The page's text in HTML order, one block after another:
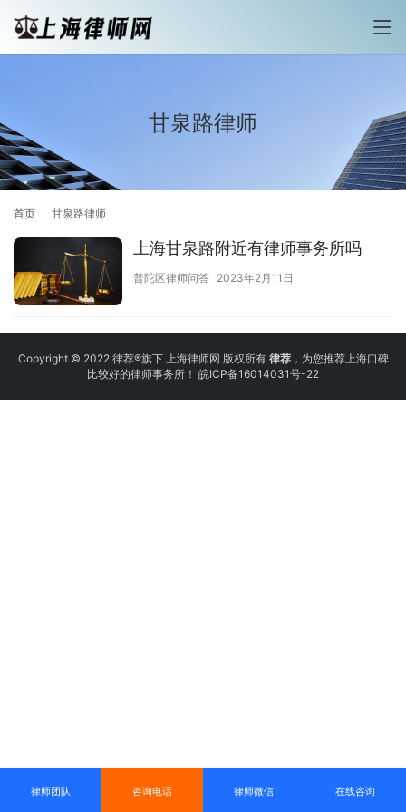
甘泉路律师
首页 甘泉路律师
上海甘泉路附近有律师事务所吗
普陀区律师问答 2023年2月11日
Copyright © 2022 律荐®旗下 上海律师网 版权所有 律荐，为您推荐上海口碑
比较好的律师事务所！ 皖ICP备16014031号-22
律师团队 咨询电话 律师微信 在线咨询